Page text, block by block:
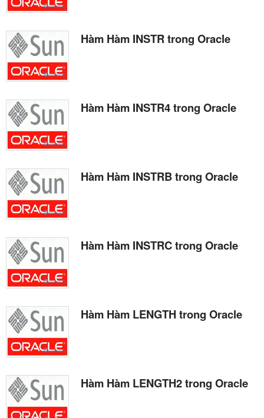
Hàm Hàm INSTR trong Oracle
Hàm Hàm INSTR4 trong Oracle
Hàm Hàm INSTRB trong Oracle
Hàm Hàm INSTRC trong Oracle
Hàm Hàm LENGTH trong Oracle
Hàm Hàm LENGTH2 trong Oracle